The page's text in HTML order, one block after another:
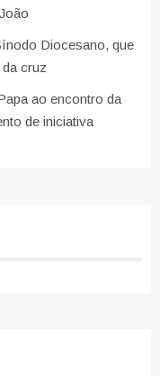
Diocesano, que
cruz
ao encontro da
de iniciativa